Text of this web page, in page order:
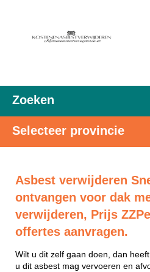
Zoeken
Selecteer provincie
Asbest verwijderen
ontvangen voor dak
verwijderen, Prijs
offertes aanvragen.
Wilt u dit zelf gaan doen, dan
u dit asbest mag vervoeren en